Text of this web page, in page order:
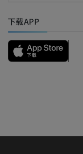
下载APP